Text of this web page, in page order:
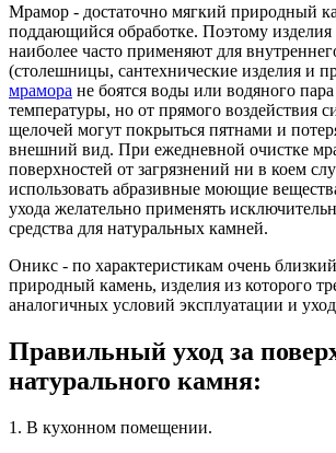
Мрамор - достаточно мягкий природный
поддающийся обработке. Поэтому изделия
наиболее часто применяют для
(столешницы, сантехнические изделия и
мрамора не боятся воды или водяного
температуры, но от прямого воздействия
щелочей могут покрыться пятнами и
внешний вид. При ежедневной очистке
поверхностей от загрязнений ни в коем
использовать абразивные моющие
ухода желательно применять
средства для натуральных камней.
Оникс - по характеристикам очень
природный камень, изделия из которого
аналогичных условий эксплуатации и
Правильный уход за
натурального камня:
1. В кухонном помещении.